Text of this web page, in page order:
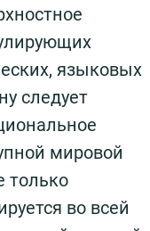
языковых
следует
мировой
только
во всей